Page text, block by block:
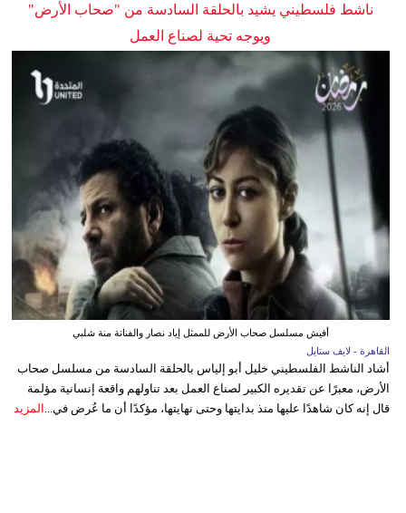
ناشط فلسطيني يشيد بالحلقة السادسة من "صحاب الأرض"
ويوجه تحية لصناع العمل
أفيش مسلسل صحاب الأرض للممثل إياد نصار والفنانة منة شلبي
القاهرة - لايف ستايل
أشاد الناشط الفلسطيني خليل أبو إلياس بالحلقة السادسة من مسلسل صحاب
الأرض، معبرًا عن تقديره الكبير لصناع العمل بعد تناولهم واقعة إنسانية مؤلمة
قال إنه كان شاهدًا عليها منذ بدايتها وحتى نهايتها، مؤكدًا أن ما عُرض في... المزيد